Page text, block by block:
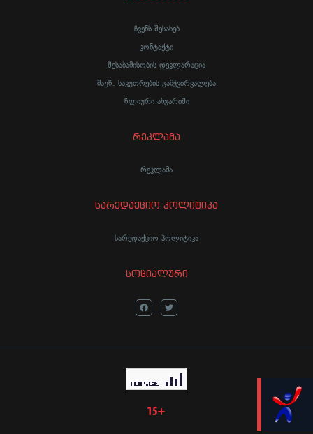
ჩვენს შესახებ
კონტაქტი
შესაბამისობის დეკლარაცია
მაუწ. საკუთრების გამჭვირვალება
წლიური ანგარიში
რეკლამა
რეკლამა
სარედაქციო პოლიტიკა
სარედაქციო პოლიტიკა
სოციალური